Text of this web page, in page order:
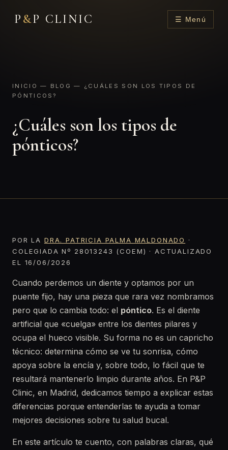
P &P CLINIC ☰ Menú
INICIO — BLOG — ¿CUÁLES SON LOS TIPOS DE
PÓNTICOS?
¿Cuáles son los tipos de
pónticos?
POR LA DRA. PATRICIA PALMA MALDONADO
·
COLEGIADA Nº 28013243 (COEM) · ACTUALIZADO
EL 16/06/2026
Cuando perdemos un diente y optamos por un
puente fijo, hay una pieza que rara vez nombramos
pero que lo cambia todo: el póntico. Es el diente
artificial que «cuelga» entre los dientes pilares y
ocupa el hueco visible. Su forma no es un capricho
técnico: determina cómo se ve tu sonrisa, cómo
apoya sobre la encía y, sobre todo, lo fácil que te
resultará mantenerlo limpio durante años. En P&P
Clinic, en Madrid, dedicamos tiempo a explicar estas
diferencias porque entenderlas te ayuda a tomar
mejores decisiones sobre tu salud bucal.
En este artículo te cuento, con palabras claras, qué